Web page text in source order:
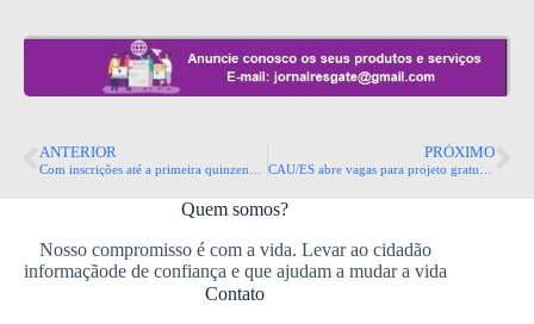
ANTERIOR PRÓXIMO
Quem somos?
Nosso compromisso é com a vida. Levar ao cidadão
informaçãode de confiança e que ajudam a mudar a vida
Contato